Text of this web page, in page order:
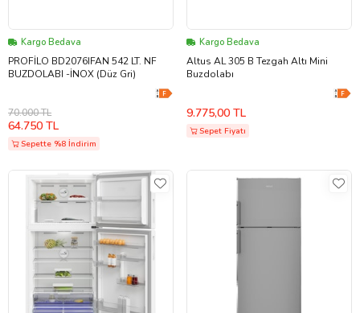
Kargo Bedava
PROFİLO BD2076IFAN 542 LT. NF
BUZDOLABI -İNOX (Düz Gri)
70.000 TL
64.750 TL
Sepette %8 İndirim
Kargo Bedava
Altus AL 305 B Tezgah Altı Mini
Buzdolabı
9.775,00 TL
Sepet Fiyatı